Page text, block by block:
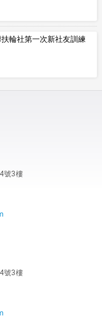
輪社第一次新社友訓練
號3樓
號3樓